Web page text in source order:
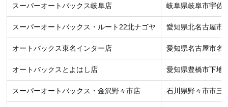
スーパーオートバックス岐阜店 岐阜県岐阜市宇佐
スーパーオートバックス・ルート22北ナゴヤ 愛知県北名古屋市
オートバックス東名インター店 愛知県名古屋市名
オートバックスとよはし店 愛知県豊橋市下地
スーパーオートバックス・金沢野々市店 石川県野々市市三